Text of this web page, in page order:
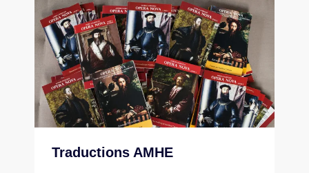
Traductions AMHE